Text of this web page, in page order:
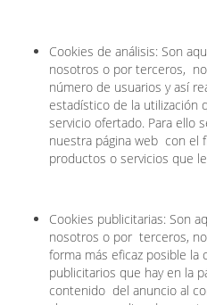
Cookies de análisis: Son
nosotros o por terceros,
número de usuarios y así
estadístico de la utilización
servicio ofertado. Para ello
nuestra página web con el
productos o servicios que
Cookies publicitarias: Son
nosotros o por terceros,
forma más eficaz posible la
publicitarios que hay en la
contenido del anuncio al